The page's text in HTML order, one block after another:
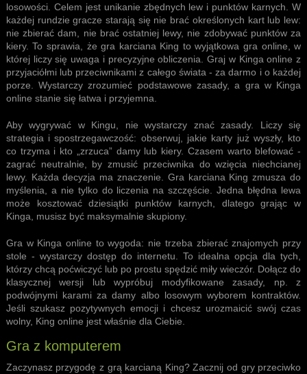
losowości. Celem jest unikanie zbędnych lew i punktów karnych. W
każdej rundzie gracze starają się nie brać określonych kart lub lew:
nie zbierać dam, nie brać ostatniej lewy, nie zdobywać punktów za
kiery. To sprawia, że gra karciana King to wyjątkowa gra online, w
której liczy się uwaga i precyzyjne obliczenia. Graj w Kinga online z
przyjaciółmi lub przeciwnikami z całego świata - za darmo i o każdej
porze. Wystarczy zrozumieć podstawowe zasady, a gra w Kinga
online stanie się łatwa i przyjemna.
Aby wygrywać w Kingu, nie wystarczy znać zasady. Liczy się
strategia i spostrzegawczość: obserwuj, jakie karty już wyszły, kto
co trzyma i kto „zrzuca” damy lub kiery. Czasem warto blefować -
zagrać neutralnie, by zmusić przeciwnika do wzięcia niechcianej
lewy. Każda decyzja ma znaczenie. Gra karciana King zmusza do
myślenia, a nie tylko do liczenia na szczęście. Jedna błędna lewa
może kosztować dziesiątki punktów karnych, dlatego grając w
Kinga, musisz być maksymalnie skupiony.
Gra w Kinga online to wygoda: nie trzeba zbierać znajomych przy
stole - wystarczy dostęp do internetu. To idealna opcja dla tych,
którzy chcą poćwiczyć lub po prostu spędzić miły wieczór. Dołącz do
klasycznej wersji lub wypróbuj modyfikowane zasady, np. z
podwójnymi karami za damy albo losowym wyborem kontraktów.
Jeśli szukasz pozytywnych emocji i chcesz urozmaicić swój czas
wolny, King online jest właśnie dla Ciebie.
Gra z komputerem
Zaczynasz przygodę z grą karcianą King? Zacznij od gry przeciwko